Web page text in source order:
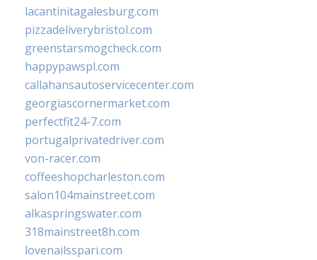
lacantinitagalesburg.com
pizzadeliverybristol.com
greenstarsmogcheck.com
happypawspl.com
callahansautoservicecenter.com
georgiascornermarket.com
perfectfit24-7.com
portugalprivatedriver.com
von-racer.com
coffeeshopcharleston.com
salon104mainstreet.com
alkaspringswater.com
318mainstreet8h.com
lovenailsspari.com